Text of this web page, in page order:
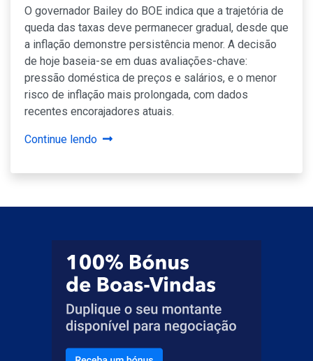
O governador Bailey do BOE indica que a trajetória de
queda das taxas deve permanecer gradual, desde que
a inflação demonstre persistência menor. A decisão
de hoje baseia-se em duas avaliações-chave:
pressão doméstica de preços e salários, e o menor
risco de inflação mais prolongada, com dados
recentes encorajadores atuais.
Continue lendo